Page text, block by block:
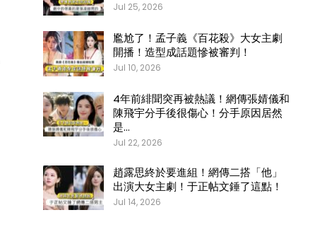
Jul 25, 2026
尷尬了！孟子義《百花殺》大女主劇
開播！造型成話題慘被審判！
Jul 10, 2026
4年前緋聞突再被熱議！網傳張婧儀和
陳飛宇分手後很傷心！分手原因居然
是…
Jul 22, 2026
趙露思終於要進組！網傳二搭「他」
出演大女主劇！于正帖文錘了這點！
Jul 14, 2026